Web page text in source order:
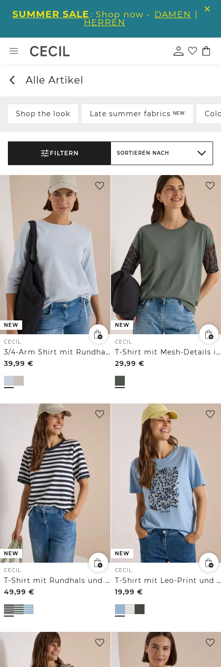
SUMMER SALE : Shop now - DAMEN |
HERREN
Alle Artikel
Shop the look Late summer fabrics ᴺᴱᵂ
FILTERN SORTIEREN NACH
NEW
CECIL
3/4-Arm Shirt mit Rundhals und Struktur
39,99 €
NEW
CECIL
T-Shirt mit Mesh-Details im Leo-Look
29,99 €
NEW
CECIL
T-Shirt mit Rundhals und Leo-Details
49,99 €
NEW
CECIL
T-Shirt mit Leo-Print und Foliendetails
19,99 €